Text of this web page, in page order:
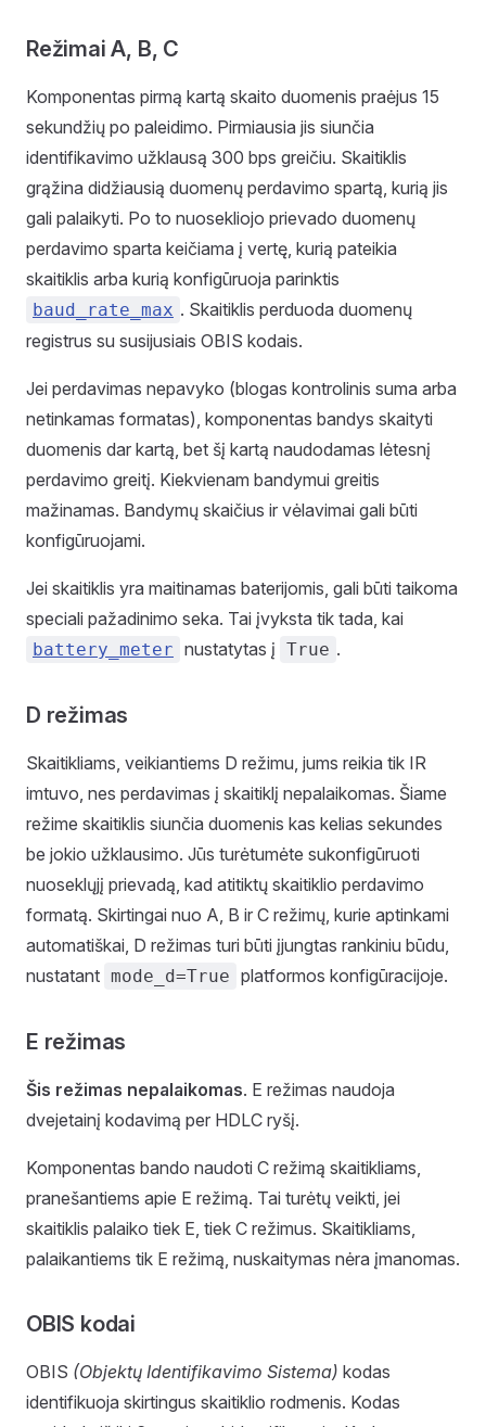
Režimai A, B, C
Komponentas pirmą kartą skaito duomenis praėjus 15
sekundžių po paleidimo. Pirmiausia jis siunčia
identifikavimo užklausą 300 bps greičiu. Skaitiklis
grąžina didžiausią duomenų perdavimo spartą, kurią jis
gali palaikyti. Po to nuosekliojo prievado duomenų
perdavimo sparta keičiama į vertę, kurią pateikia
skaitiklis arba kurią konfigūruoja parinktis
baud_rate_max . Skaitiklis perduoda duomenų
registrus su susijusiais OBIS kodais.
Jei perdavimas nepavyko (blogas kontrolinis suma arba
netinkamas formatas), komponentas bandys skaityti
duomenis dar kartą, bet šį kartą naudodamas lėtesnį
perdavimo greitį. Kiekvienam bandymui greitis
mažinamas. Bandymų skaičius ir vėlavimai gali būti
konfigūruojami.
Jei skaitiklis yra maitinamas baterijomis, gali būti taikoma
speciali pažadinimo seka. Tai įvyksta tik tada, kai
battery_meter nustatytas į True .
D režimas
Skaitikliams, veikiantiems D režimu, jums reikia tik IR
imtuvo, nes perdavimas į skaitiklį nepalaikomas. Šiame
režime skaitiklis siunčia duomenis kas kelias sekundes
be jokio užklausimo. Jūs turėtumėte sukonfigūruoti
nuoseklųjį prievadą, kad atitiktų skaitiklio perdavimo
formatą. Skirtingai nuo A, B ir C režimų, kurie aptinkami
automatiškai, D režimas turi būti įjungtas rankiniu būdu,
nustatant mode_d=True platformos konfigūracijoje.
E režimas
Šis režimas nepalaikomas. E režimas naudoja
dvejetainį kodavimą per HDLC ryšį.
Komponentas bando naudoti C režimą skaitikliams,
pranešantiems apie E režimą. Tai turėtų veikti, jei
skaitiklis palaiko tiek E, tiek C režimus. Skaitikliams,
palaikantiems tik E režimą, nuskaitymas nėra įmanomas.
OBIS kodai
OBIS (Objektų Identifikavimo Sistema) kodas
identifikuoja skirtingus skaitiklio rodmenis. Kodas